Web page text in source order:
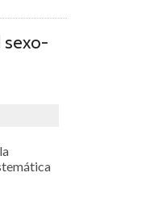
sexo-